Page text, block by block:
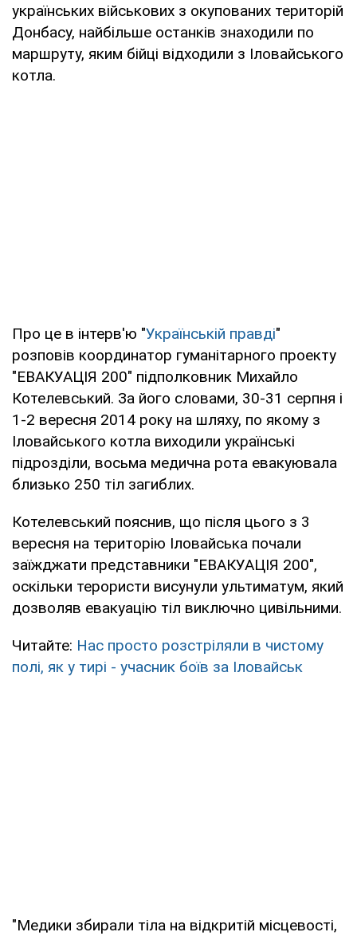
українських військових з окупованих територій
Донбасу, найбільше останків знаходили по
маршруту, яким бійці відходили з Іловайського
котла.
Про це в інтерв'ю "Українській правді"
розповів координатор гуманітарного проекту
"ЕВАКУАЦІЯ 200" підполковник Михайло
Котелевський. За його словами, 30-31 серпня і
1-2 вересня 2014 року на шляху, по якому з
Іловайського котла виходили українські
підрозділи, восьма медична рота евакуювала
близько 250 тіл загиблих.
Котелевський пояснив, що після цього з 3
вересня на територію Іловайська почали
заїжджати представники "ЕВАКУАЦІЯ 200",
оскільки терористи висунули ультиматум, який
дозволяв евакуацію тіл виключно цивільними.
Читайте: Нас просто розстріляли в чистому
полі, як у тирі - учасник боїв за Іловайськ
"Медики збирали тіла на відкритій місцевості,